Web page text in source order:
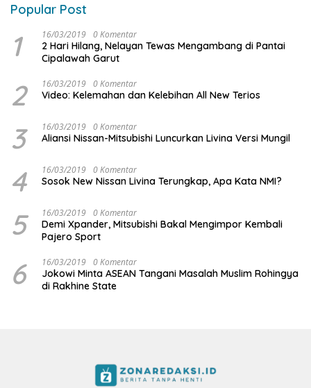
Popular Post
1 16/03/2019 0 Komentar
2 Hari Hilang, Nelayan Tewas Mengambang di Pantai
Cipalawah Garut
2 16/03/2019 0 Komentar
Video: Kelemahan dan Kelebihan All New Terios
3 16/03/2019 0 Komentar
Aliansi Nissan-Mitsubishi Luncurkan Livina Versi Mungil
4 16/03/2019 0 Komentar
Sosok New Nissan Livina Terungkap, Apa Kata NMI?
5 16/03/2019 0 Komentar
Demi Xpander, Mitsubishi Bakal Mengimpor Kembali
Pajero Sport
6 16/03/2019 0 Komentar
Jokowi Minta ASEAN Tangani Masalah Muslim Rohingya
di Rakhine State